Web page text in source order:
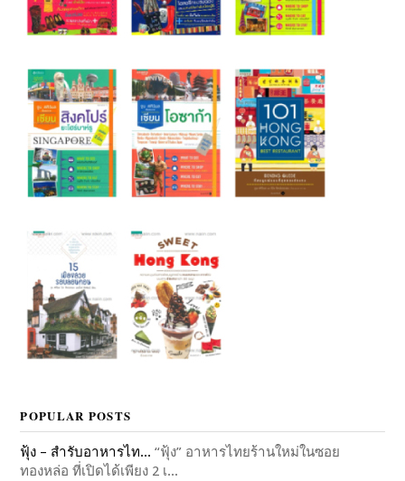
POPULAR POSTS
ฟุ้ง – สำรับอาหารไท... “ฟุ้ง” อาหารไทยร้านใหม่ในซอย
ทองหล่อ ที่เปิดได้เพียง 2 เ...